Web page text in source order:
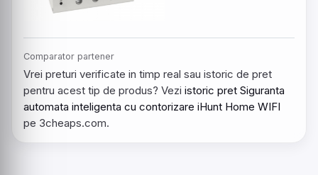
Comparator partener
Vrei preturi verificate in timp real sau istoric de pret
pentru acest tip de produs? Vezi istoric pret Siguranta
automata inteligenta cu contorizare iHunt Home WIFI
pe 3cheaps.com.